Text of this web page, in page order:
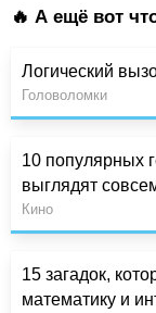
🔥 А ещё вот
Логический
Головоломки
10 популярных
выглядят
Кино
15 загадок,
математику и